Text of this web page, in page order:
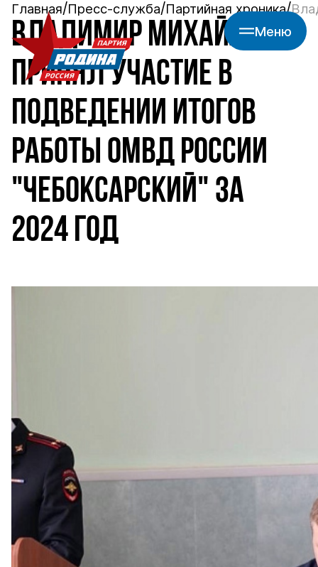
Меню
Главная Пресс-служба Партийная хроника
ВЛАДИМИР МИХАЙЛОВ
ПРИНЯЛ УЧАСТИЕ В
ПОДВЕДЕНИИ ИТОГОВ
РАБОТЫ ОМВД РОССИИ
"ЧЕБОКСАРСКИЙ" ЗА
2024 ГОД